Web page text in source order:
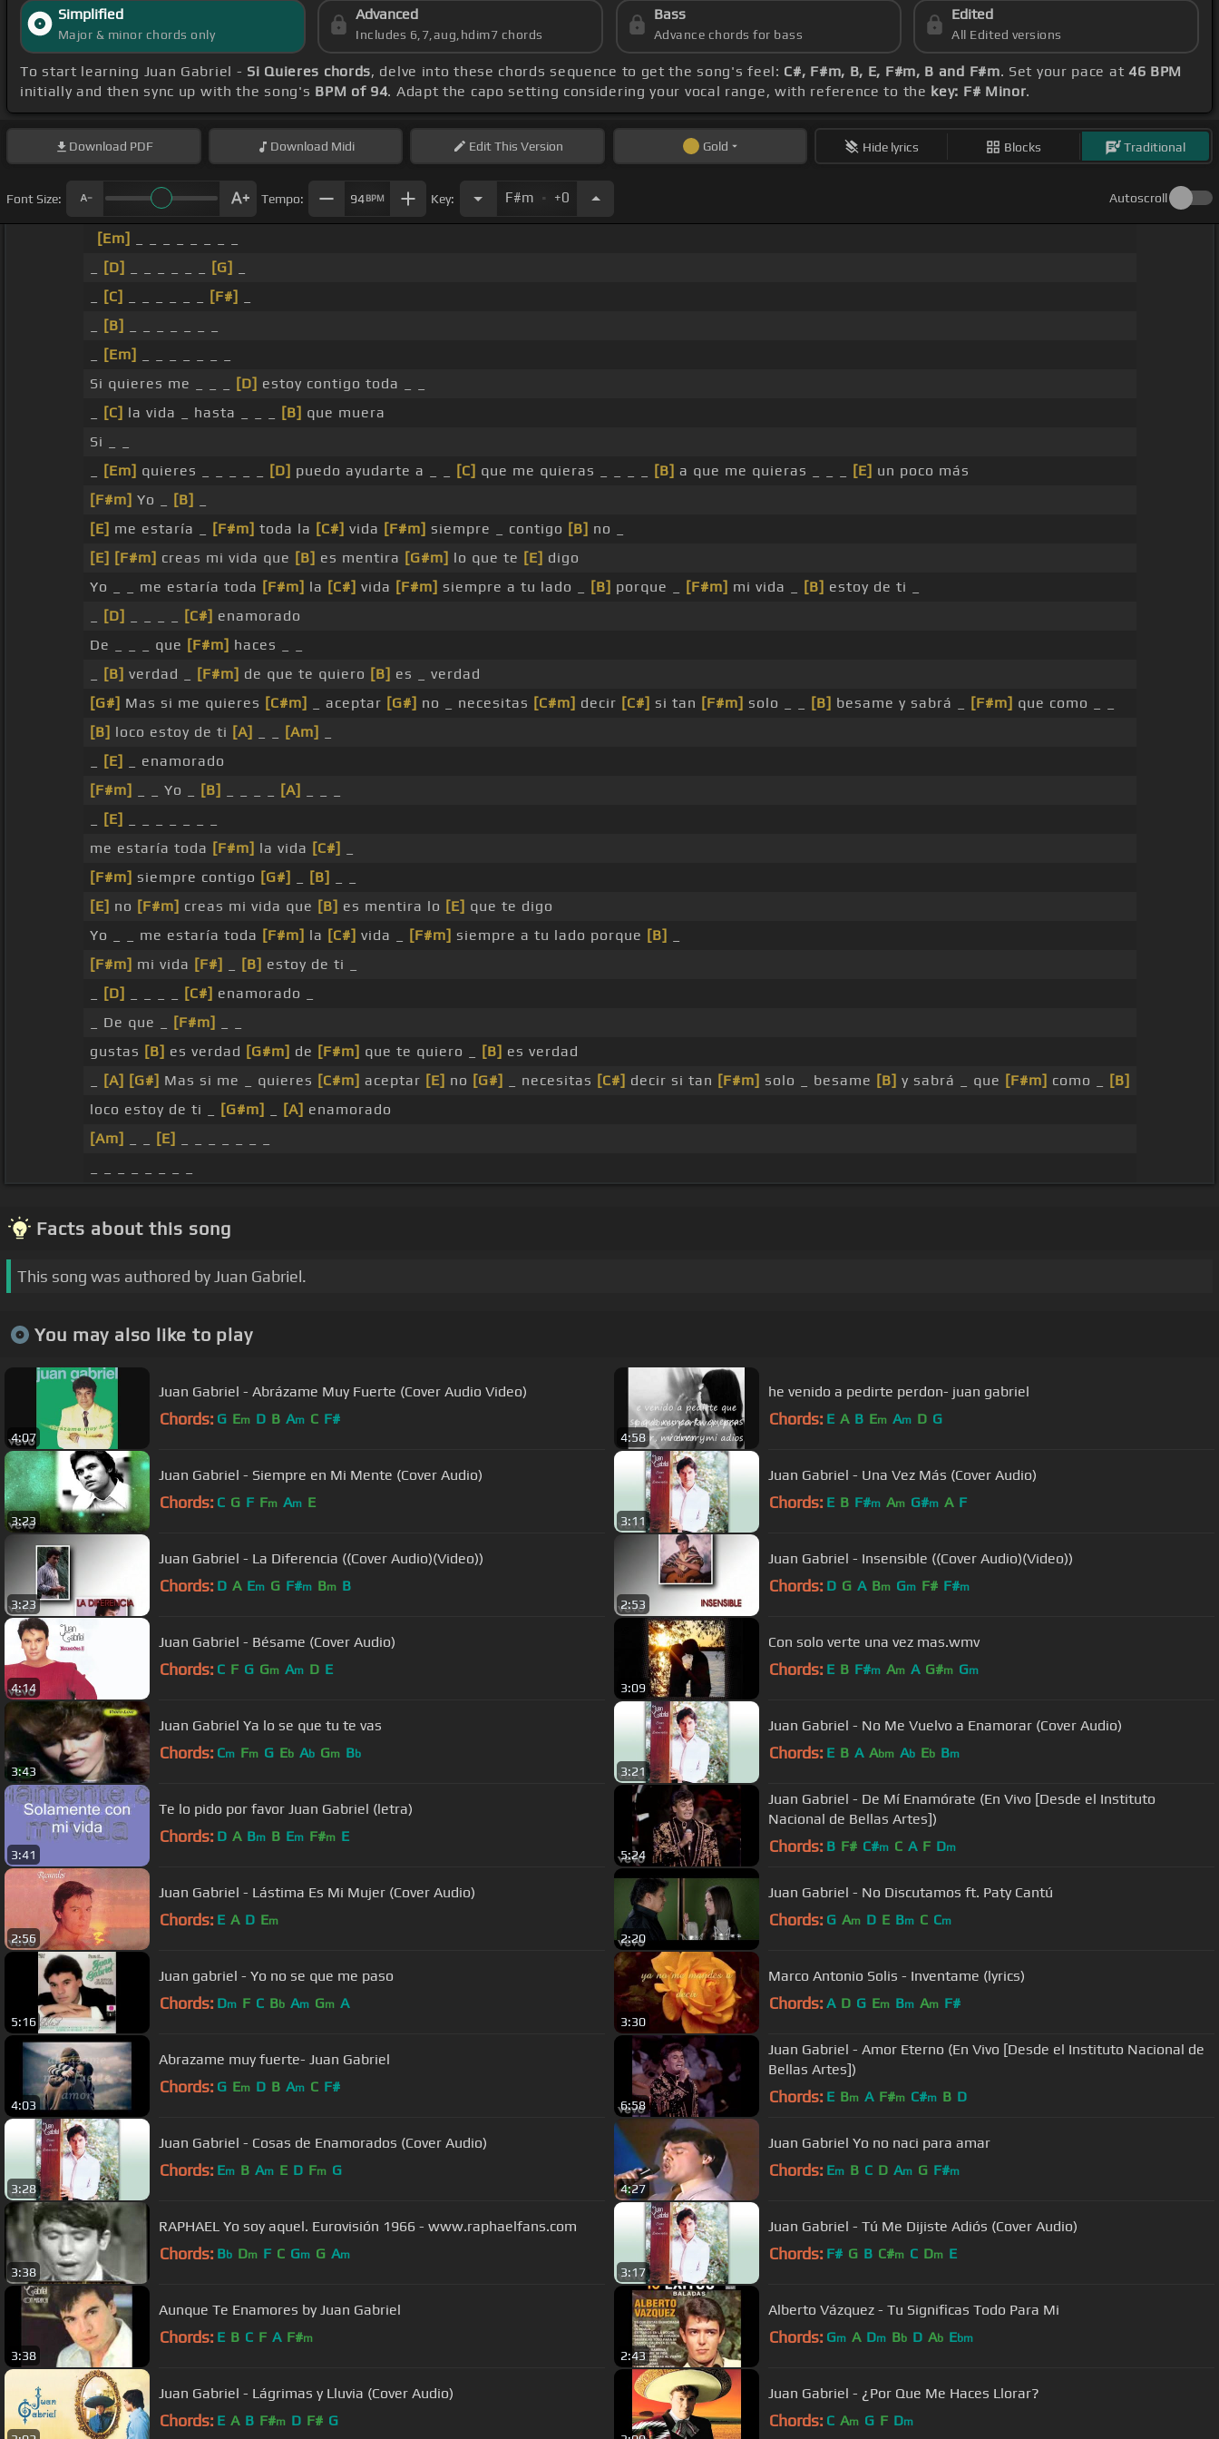
Simplified
Major & minor chords only
Advanced
Includes 6,7,aug,hdim7 chords
Bass
Advance chords for bass
Edited
All Edited versions
To start learning Juan Gabriel - Si Quieres chords, delve into these chords sequence to get the song's feel: C#, F#m, B, E, F#m, B and F#m. Set your pace at 46 BPM
initially and then sync up with the song's BPM of 94. Adapt the capo setting considering your vocal range, with reference to the key: F# Minor.
Download PDF Download Midi EditThis Version Gold Hide lyrics Blocks Traditional
Font Size: Tempo: 94BPM Key: F#m . +0 Autoscroll
[Em]
[D] [G]
[C] [F#]
[B]
[Em]
Si quieres me _ _ _
[D] estoy contigo toda _ _
[C] la vida _ hasta _ _ _ [B] que muera
Si _ _
[Em] quieres _ _ _ _ _ [D] puedo ayudarte a _ _ [C] que me quieras _ _ _ _ [B] a que me quieras _ _ _ [E] un poco más
[F#m] Yo _ [B]
[E] me estaría _ [F#m] toda la [C#] vida [F#m] siempre _ contigo [B] no _
[E] [F#m] creas mi vida que [B] es mentira [G#m] lo que te [E] digo
Yo _ _ me estaría toda [F#m] la [C#] vida [F#m] siempre a tu lado _ [B] porque _ [F#m] mi vida _ [B] estoy de ti _
[D] [C#] enamorado
De _ _ _ que [F#m] haces _ _
[B] verdad _ [F#m] de que te quiero [B] es _ verdad
[G#] Mas si me quieres [C#m] _ aceptar [G#] no _ necesitas [C#m] decir [C#] si tan [F#m] solo _ _ [B] besame y sabrá _ [F#m] que como _ _
[B] loco estoy de ti [A] [Am]
[E]
_ enamorado
[F#m]
_ _ Yo _ [B] [A]
[E]
me estaría toda [F#m] la vida [C#]
[F#m] siempre contigo [G#] [B]
[E] no [F#m] creas mi vida que [B] es mentira lo [E] que te digo
Yo _ _ me estaría toda [F#m] la [C#] vida _ [F#m] siempre a tu lado porque [B]
[F#m] mi vida [F#] [B] estoy de ti _
[D] [C#] enamorado _
_ De que _
[F#m]
gustas [B] es verdad [G#m] de [F#m] que te quiero _ [B] es verdad
[A] [G#] Mas si me _ quieres [C#m] aceptar [E] no [G#] _ necesitas [C#] decir si tan [F#m] solo _ besame [B] y sabrá _ que [F#m] como _
[B]
loco estoy de ti _
[G#m] [A] enamorado
[Am]
[E]
Facts about this song
This song was authored by Juan Gabriel.
You may also like to play
4:07
Juan Gabriel - Abrázame Muy Fuerte (Cover Audio Video)
Chords: G Em D B Am C F#
4:58
he venido a pedirte perdon- juan gabriel
Chords: E A B Em Am D G
3:23
Juan Gabriel - Siempre en Mi Mente (Cover Audio)
Chords: C G F Fm Am E
3:11
Juan Gabriel - Una Vez Más (Cover Audio)
Chords: E B F#m Am G#m A F
3:23
Juan Gabriel - La Diferencia ((Cover Audio)(Video))
Chords: D A Em G F#m Bm B
2:53
Juan Gabriel - Insensible ((Cover Audio)(Video))
Chords: D G A Bm Gm F# F#m
4:14
Juan Gabriel - Bésame (Cover Audio)
Chords: C F G Gm Am D E
3:09
Con solo verte una vez mas.wmv
Chords: E B F#m Am A G#m Gm
3:43
Juan Gabriel Ya lo se que tu te vas
Chords: Cm Fm G Eb Ab Gm Bb
3:21
Juan Gabriel - No Me Vuelvo a Enamorar (Cover Audio)
Chords: E B A Abm Ab Eb Bm
3:41
Te lo pido por favor Juan Gabriel (letra)
Chords: D A Bm B Em F#m E
5:24
Juan Gabriel - De Mí Enamórate (En Vivo [Desde el Instituto
Nacional de Bellas Artes])
Chords: B F# C#m C A F Dm
2:56
Juan Gabriel - Lástima Es Mi Mujer (Cover Audio)
Chords: E A D Em
2:20
Juan Gabriel - No Discutamos ft. Paty Cantú
Chords: G Am D E Bm C Cm
5:16
Juan gabriel - Yo no se que me paso
Chords: Dm F C Bb Am Gm A
3:30
Marco Antonio Solis - Inventame (lyrics)
Chords: A D G Em Bm Am F#
4:03
Abrazame muy fuerte- Juan Gabriel
Chords: G Em D B Am C F#
6:58
Juan Gabriel - Amor Eterno (En Vivo [Desde el Instituto Nacional de
Bellas Artes])
Chords: E Bm A F#m C#m B D
3:28
Juan Gabriel - Cosas de Enamorados (Cover Audio)
Chords: Em B Am E D Fm G
4:27
Juan Gabriel Yo no naci para amar
Chords: Em B C D Am G F#m
3:38
RAPHAEL Yo soy aquel. Eurovisión 1966 - www.raphaelfans.com
Chords: Bb Dm F C Gm G Am
3:17
Juan Gabriel - Tú Me Dijiste Adiós (Cover Audio)
Chords: F# G B C#m C Dm E
3:38
Aunque Te Enamores by Juan Gabriel
Chords: E B C F A F#m
2:43
Alberto Vázquez - Tu Significas Todo Para Mi
Chords: Gm A Dm Bb D Ab Ebm
Juan Gabriel - Lágrimas y Lluvia (Cover Audio)
Chords: E A B F#m D F# G
Juan Gabriel - ¿Por Que Me Haces Llorar?
Chords: C Am G F Dm